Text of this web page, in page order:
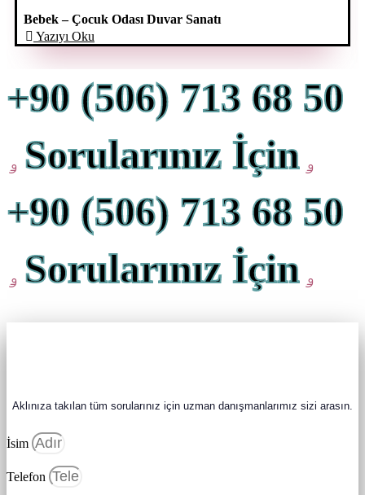
Bebek – Çocuk Odası Duvar Sanatı
Yazıyı Oku
+90 (506) 713 68 50
Sorularınız İçin
+90 (506) 713 68 50
Sorularınız İçin
Aklınıza takılan tüm sorularınız için uzman danışmanlarımız sizi arasın.
İsim
Telefon